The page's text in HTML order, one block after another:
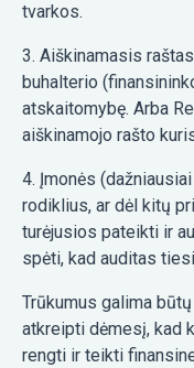
tvarkos.
3. Aiškinamasis
buhalterio
atskaitomybę. Arba
aiškinamojo rašto
4. Įmonės
rodiklius, ar dėl kitų
turėjusios pateikti ir
spėti, kad auditas
Trūkumus galima
atkreipti dėmesį, kad
rengti ir teikti